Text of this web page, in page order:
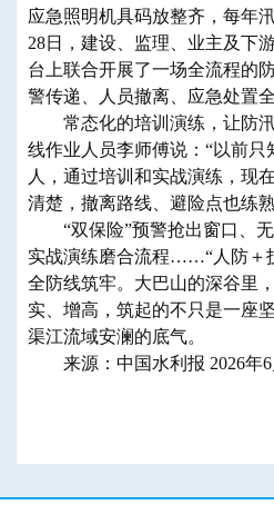
应急照明机具码放整齐，每年
28日，建设、监理、业主及下
台上联合开展了一场全流程的
警传递、人员撤离、应急处置
常态化的培训演练，让防汛
线作业人员李师傅说：“以前
人，通过培训和实战演练，现
清楚，撤离路线、避险点也练
“双保险”预警抢出窗口、无
实战演练磨合流程……“人防＋
全防线筑牢。大巴山的深谷里
实、增高，筑起的不只是一座
渠江流域安澜的底气。
来源：中国水利报 2026年6